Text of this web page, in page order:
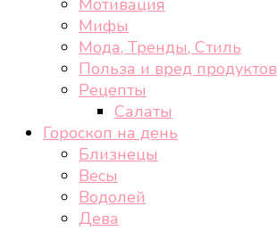
Мотивация
Мифы
Мода, Тренды, Стиль
Польза и вред продуктов
Рецепты
Салаты
Гороскоп на день
Близнецы
Весы
Водолей
Дева